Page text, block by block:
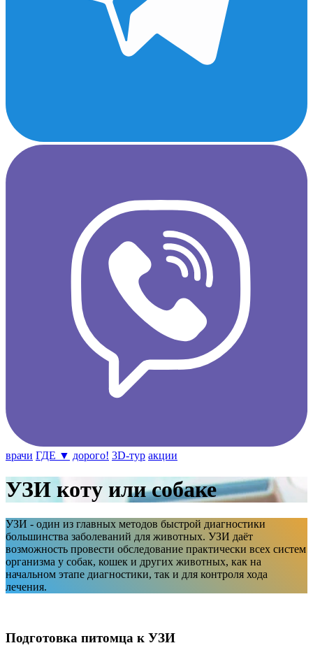
врачи ГДЕ ▼ дорого! 3D-тур акции
УЗИ коту или собаке
УЗИ - один из главных методов быстрой диагностики
большинства заболеваний для животных. УЗИ даёт
возможность провести обследование практически всех систем
организма у собак, кошек и других животных, как на
начальном этапе диагностики, так и для контроля хода
лечения.
Подготовка питомца к УЗИ